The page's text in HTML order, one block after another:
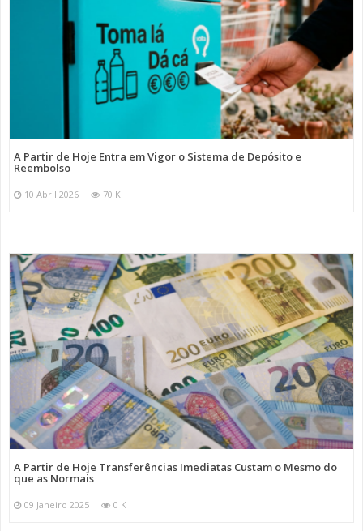
A Partir de Hoje Entra em Vigor o Sistema de Depósito e
Reembolso
10 Abril 2026 70 K
A Partir de Hoje Transferências Imediatas Custam o Mesmo do
que as Normais
09 Janeiro 2025 0 K